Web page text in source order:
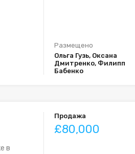
Размещено
Ольга Гузь, Оксана
Дмитренко, Филипп
Бабенко
в
Продажа
£80,000